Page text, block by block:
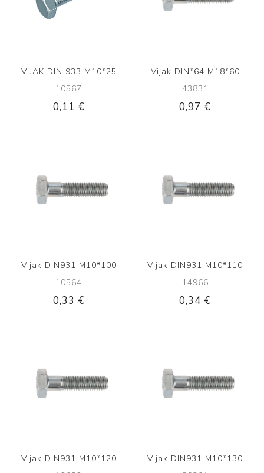
VIJAK DIN 933 M10*25
10567
0,11 €
Vijak DIN*64 M18*60
43831
0,97 €
Vijak DIN931 M10*100
10564
0,33 €
Vijak DIN931 M10*110
14966
0,34 €
Vijak DIN931 M10*120
Vijak DIN931 M10*130